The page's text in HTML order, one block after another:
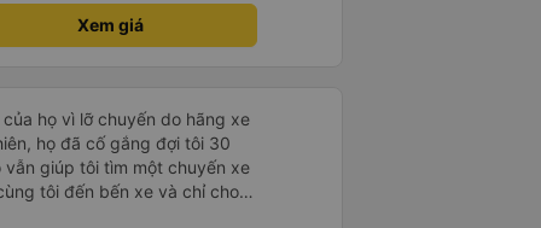
Xem giá
họ vì lỡ chuyến do hãng xe
họ đã cố gắng đợi tôi 30
vẫn giúp tôi tìm một chuyến xe
tôi đến bến xe và chỉ cho